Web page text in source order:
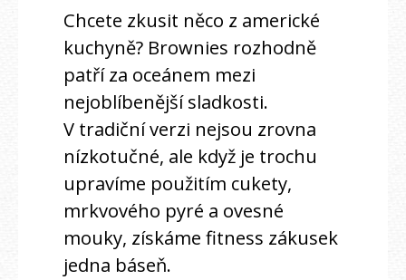
Chcete zkusit něco z americké
kuchyně? Brownies rozhodně
patří za oceánem mezi
nejoblíbenější sladkosti.
V tradiční verzi nejsou zrovna
nízkotučné, ale když je trochu
upravíme použitím cukety,
mrkvového pyré a ovesné
mouky, získáme fitness zákusek
jedna báseň.